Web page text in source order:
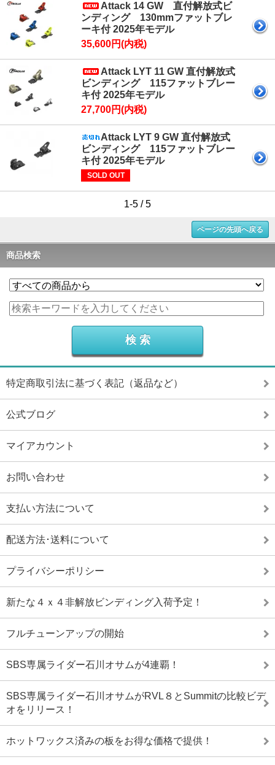
Attack 14 GW 直付解放式ビ
ンディング 130mmファットブレ
ーキ付 2025年モデル
35,600円(内税)
Attack LYT 11 GW 直付解放式
ビンディング 115ファットブレー
キ付 2025年モデル
27,700円(内税)
Attack LYT 9 GW 直付解放式
ビンディング 115ファットブレー
キ付 2025年モデル
SOLD OUT
1-5 / 5
ページの先頭へ戻る
商品検索
特定商取引法に基づく表記（返品など）
公式ブログ
マイアカウント
お問い合わせ
支払い方法について
配送方法･送料について
プライバシーポリシー
新たな４ｘ４非解放ビンディング入荷予定！
フルチューンアップの開始
SBS専属ライダー石川オサムが4連覇！
SBS専属ライダー石川オサムがRVL８とSummitの比較ビデ
オをリリース！
ホットワックス済みの板をお得な価格で提供！